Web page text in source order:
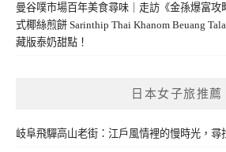
曼谷噗市場百年美食尋味｜走訪《金孫爆富攻
式椰絲煎餅 Sarinthip Thai Khanom Beuang
藏版泰奶甜點！
日本女子旅推薦
岐阜飛驒高山老街：江戶風情裡的慢時光，尋